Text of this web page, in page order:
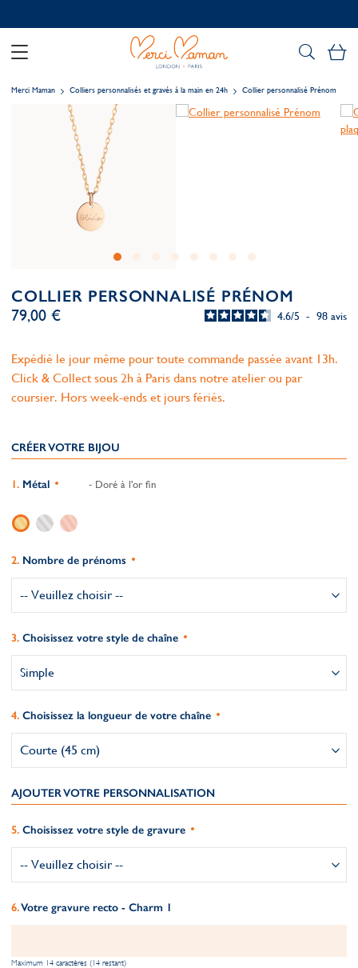
Merci Maman Colliers personnalisés et gravés à la main en 24h Collier personnalisé Prénom
COLLIER PERSONNALISÉ PRÉNOM
4.6/5 - 98 avis
79,00 €
Expédié le jour même pour toute commande passée avant 13h.
Click & Collect sous 2h à Paris dans notre atelier ou par
coursier. Hors week-ends et jours fériés.
CRÉER VOTRE BIJOU
Métal - Doré à l'or fin
Nombre de prénoms
Choisissez votre style de chaîne
Choisissez la longueur de votre chaîne
AJOUTER VOTRE PERSONNALISATION
Choisissez votre style de gravure
Votre gravure recto - Charm 1
Maximum 14 caractères (14 restant)